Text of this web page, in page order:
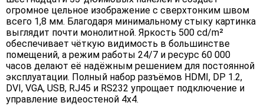
огромное цельное изображение с сверхтонким швом
всего 1,8 мм. Благодаря минимальному стыку картинка
выглядит почти монолитной. Яркость 500 cd/m²
обеспечивает чёткую видимость в большинстве
помещений, а режим работы 24/7 и ресурс 60 000
часов делают её надёжным решением для постоянной
эксплуатации. Полный набор разъёмов HDMI, DP 1.2,
DVI, VGA, USB, RJ45 и RS232 упрощает подключение и
управление видеостеной 4х4.